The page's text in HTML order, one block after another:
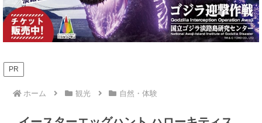
PR
ホーム 観光 自然・体験